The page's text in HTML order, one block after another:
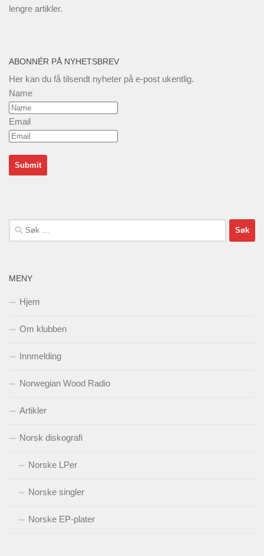
lengre artikler.
ABONNÉR PÅ NYHETSBREV
Her kan du få tilsendt nyheter på e-post ukentlig.
Name
Email
Søk
etter:
MENY
Hjem
Om klubben
Innmelding
Norwegian Wood Radio
Artikler
Norsk diskografi
Norske LPer
Norske singler
Norske EP-plater